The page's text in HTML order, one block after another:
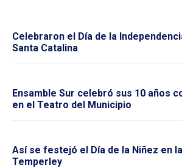
Celebraron el Día de la
Santa Catalina
Ensamble Sur celebró sus 10 años
en el Teatro del Municipio
Así se festejó el Día de la Niñez en
Temperley